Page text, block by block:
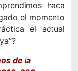
haca
el momento
el actual
de la